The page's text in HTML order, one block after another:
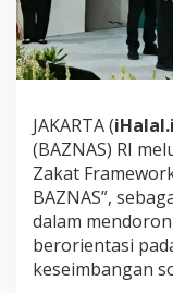
JAKARTA (
(BAZNAS) RI
Zakat
BAZNAS”,
dalam
berorientasi
keseimbangan